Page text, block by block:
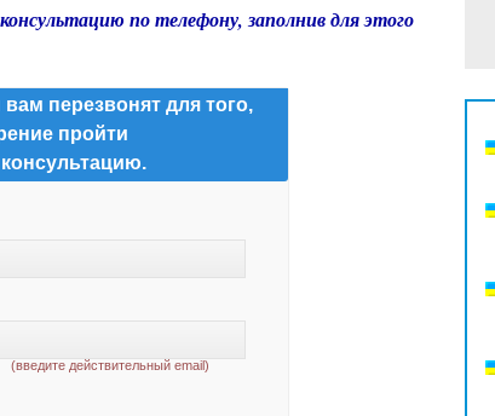
по телефону, заполнив для этого
перезвонят для того,
пройти
(введите действительный email)